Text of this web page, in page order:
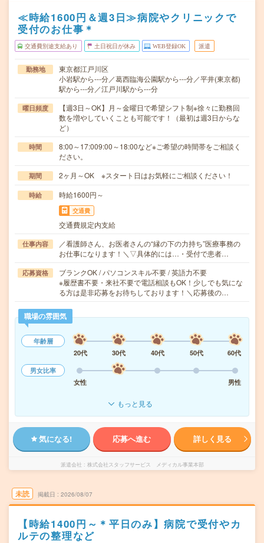
≪時給1600円＆週3日≫病院やクリニックで
受付のお仕事＊
交通費別途支給あり 土日祝日が休み WEB登録OK 派遣
勤務地
東京都江戸川区
小岩駅から---分／葛西臨海公園駅から---分／平井(東京都)
駅から---分／江戸川駅から---分
曜日頻度
【週3日～OK】月～金曜日で希望シフト制※徐々に勤務回
数を増やしていくことも可能です！（最初は週3日からな
ど）
時間
8:00～17:009:00～18:00など※ご希望の時間帯をご相談く
ださい。
期間 2ヶ月～OK ※スタート日はお気軽にご相談ください！
時給 時給1600円～
交通費
交通費規定内支給
仕事内容
／看護師さん、お医者さんの“縁の下の力持ち”医療事務の
お仕事になります！＼▽具体的には…・受付で患者…
応募資格
ブランクOK / パソコンスキル不要 / 英語力不要
※履歴書不要・来社不要で電話相談もOK！少しでも気にな
る方は是非応募をお待ちしております！＼応募後の…
職場の雰囲気
年齢層
20代
30代 40代 50代
60代
男女比率
女性
男性
もっと見る
気になる! 応募へ進む 詳しく見る
派遣会社 株式会社スタッフサービス メディカル事業本部
未読 掲載日 2026/08/07
【時給1400円～＊平日のみ】病院で受付やカ
ルテの整理など